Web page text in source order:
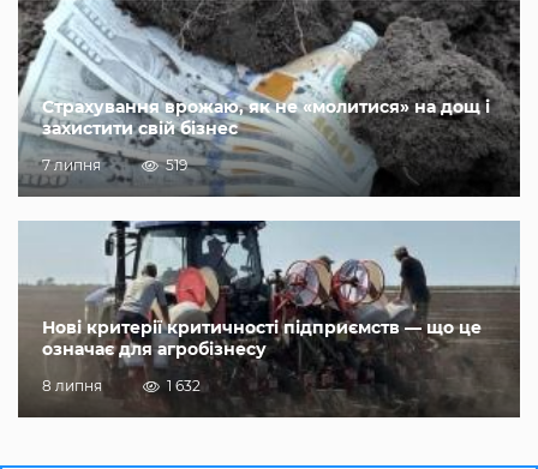
Страхування врожаю, як не «молитися» на дощ і
захистити свій бізнес
7 липня 519
Нові критерії критичності підприємств — що це
означає для агробізнесу
8 липня 1 632